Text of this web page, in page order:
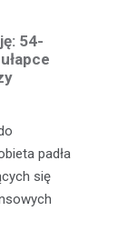
54-
padła
się